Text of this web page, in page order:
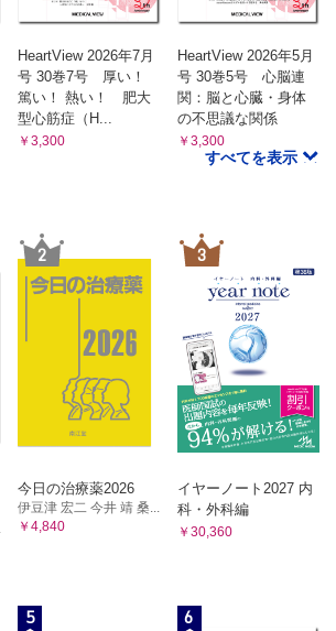
HeartView 2026年7月
号 30巻7号 厚い！
篤い！ 熱い！ 肥大
型心筋症（H...
￥3,300
HeartView 2026年5月
号 30巻5号 心脳連
関：脳と心臓・身体
の不思議な関係
￥3,300
すべてを表示
2
今日の治療薬2026
伊豆津 宏二 今井 靖 桑...
￥4,840
3
イヤーノート2027 内
科・外科編
￥30,360
5 6